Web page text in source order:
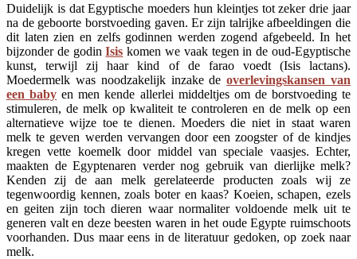
Duidelijk is dat Egyptische moeders hun kleintjes tot zeker drie jaar
na de geboorte borstvoeding gaven. Er zijn talrijke afbeeldingen die
dit laten zien en zelfs godinnen werden zogend afgebeeld. In het
bijzonder de godinIsis komen we vaak tegen in de oud-Egyptische
kunst, terwijl zij haar kind of de farao voedt (Isis lactans).
Moedermelk was noodzakelijk inzake deoverlevingskansen van
een baby en men kende allerlei middeltjes om de borstvoeding te
stimuleren, de melk op kwaliteit te controleren en de melk op een
alternatieve wijze toe te dienen. Moeders die niet in staat waren
melk te geven werden vervangen door een zoogster of de kindjes
kregen vette koemelk door middel van speciale vaasjes. Echter,
maakten de Egyptenaren verder nog gebruik van dierlijke melk?
Kenden zij de aan melk gerelateerde producten zoals wij ze
tegenwoordig kennen, zoals boter en kaas? Koeien, schapen, ezels
en geiten zijn toch dieren waar normaliter voldoende melk uit te
generen valt en deze beesten waren in het oude Egypte ruimschoots
voorhanden. Dus maar eens in de literatuur gedoken, op zoek naar
melk.